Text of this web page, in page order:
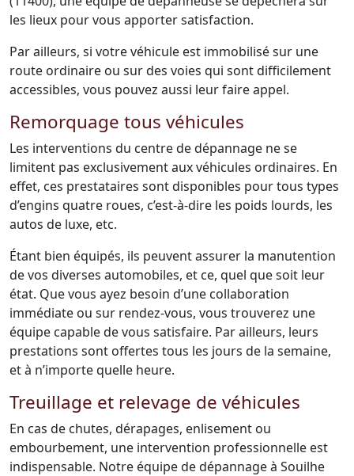
les lieux pour vous apporter satisfaction.
Par ailleurs, si votre véhicule est immobilisé sur une
route ordinaire ou sur des voies qui sont difficilement
accessibles, vous pouvez aussi leur faire appel.
Remorquage tous véhicules
Les interventions du centre de dépannage ne se
limitent pas exclusivement aux véhicules ordinaires. En
effet, ces prestataires sont disponibles pour tous types
d’engins quatre roues, c’est-à-dire les poids lourds, les
autos de luxe, etc.
Étant bien équipés, ils peuvent assurer la manutention
de vos diverses automobiles, et ce, quel que soit leur
état. Que vous ayez besoin d’une collaboration
immédiate ou sur rendez-vous, vous trouverez une
équipe capable de vous satisfaire. Par ailleurs, leurs
prestations sont offertes tous les jours de la semaine,
et à n’importe quelle heure.
Treuillage et relevage de véhicules
En cas de chutes, dérapages, enlisement ou
embourbement, une intervention professionnelle est
indispensable. Notre équipe de dépannage à Souilhe